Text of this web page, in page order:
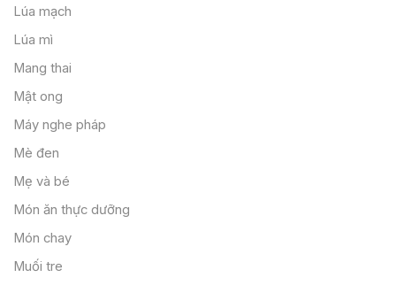
Lúa mạch
Lúa mì
Mang thai
Mật ong
Máy nghe pháp
Mè đen
Mẹ và bé
Món ăn thực dưỡng
Món chay
Muối tre